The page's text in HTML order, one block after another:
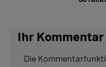
Ihr Kommentar
Die